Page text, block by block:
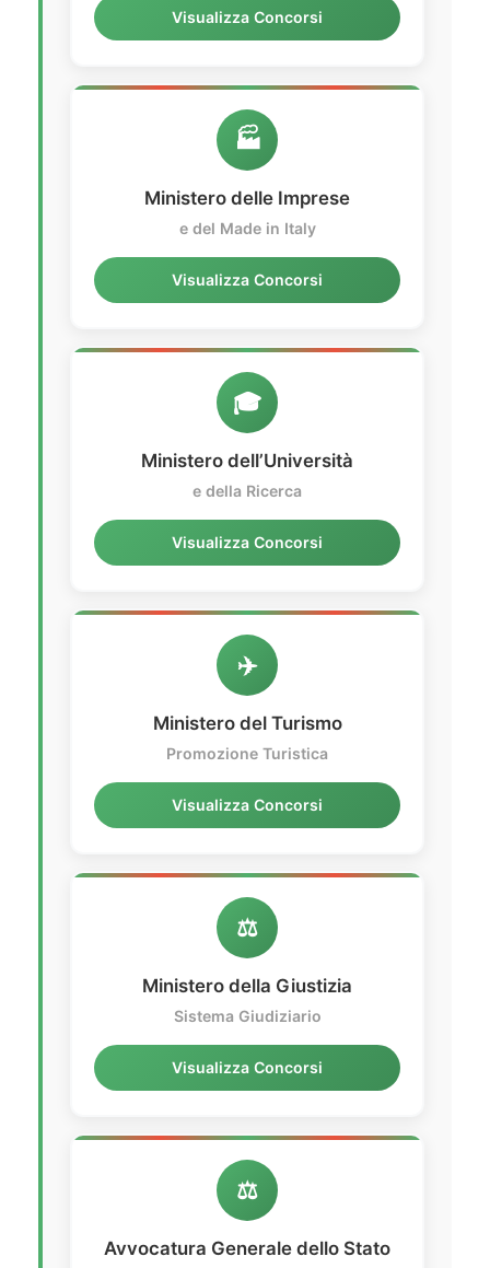
Visualizza Concorsi
🏭
Ministero delle Imprese
e del Made in Italy
Visualizza Concorsi
🎓
Ministero dell’Università
e della Ricerca
Visualizza Concorsi
✈️
Ministero del Turismo
Promozione Turistica
Visualizza Concorsi
⚖️
Ministero della Giustizia
Sistema Giudiziario
Visualizza Concorsi
⚖️
Avvocatura Generale dello Stato